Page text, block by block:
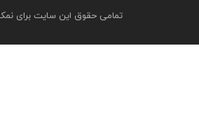
تمامی حقوق این سایت برای